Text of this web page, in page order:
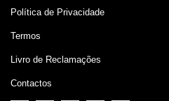
Política de Privacidade
Termos
Livro de Reclamações
Contactos